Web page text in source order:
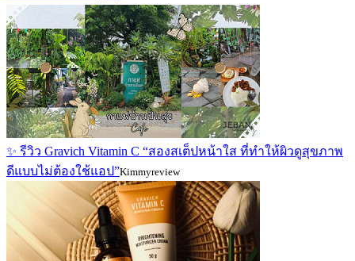
✨ รีวิว Gravich Vitamin C “สองสเต็ปหน้าใส ที่ทำให้ผิวดูสุขภาพ
ดีแบบไม่ต้องใช้แอป”Kimmyreview